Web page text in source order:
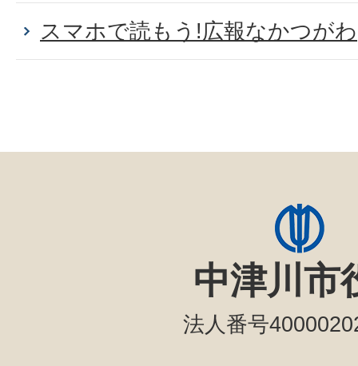
スマホで読もう!広報なかつがわ
中津川市
法人番号